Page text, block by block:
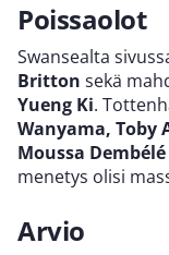
Poissaolot
Swansealta
Britton sekä
Yueng Ki.
Wanyama, Toby
Moussa Dembélé
menetys olisi
Arvio